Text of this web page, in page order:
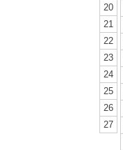
20
21
22
23
24
25
26
27